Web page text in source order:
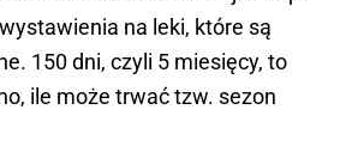
na leki, które są
150 dni, czyli 5 miesięcy, to
ile może trwać tzw. sezon